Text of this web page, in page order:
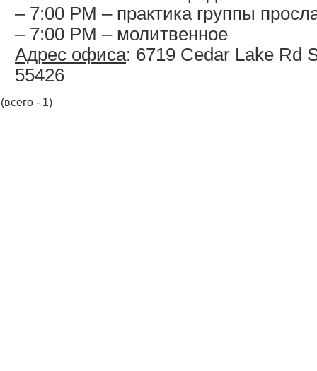
– 7:00 РМ – практика группы
– 7:00 РМ – молитвенное
Адрес офиса: 6719 Cedar Lake Rd
55426
(всего - 1)